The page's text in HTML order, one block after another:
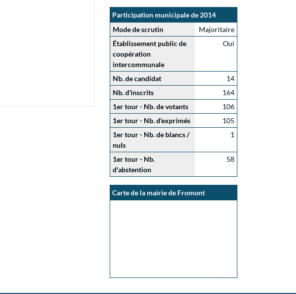
Participation municipale de 2014
Mode de scrutin
Majoritaire
Établissement public de
coopération
intercommunale
Oui
Nb. de candidat
14
Nb. d'inscrits
164
1er tour - Nb. de votants
106
1er tour - Nb. d'exprimés
105
1er tour - Nb. de blancs /
nuls
1
1er tour - Nb.
d'abstention
58
Carte de la mairie de Fromont